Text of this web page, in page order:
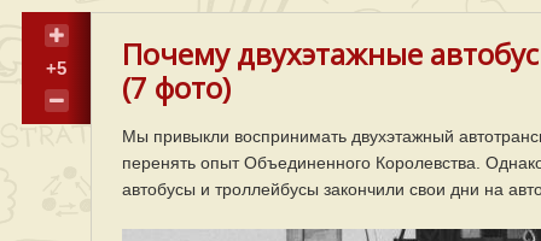
+5
Почему двухэтажные
(7 фото)
Мы привыкли воспринимать двухэтажный
перенять опыт Объединенного Королевства.
автобусы и троллейбусы закончили свои дни на